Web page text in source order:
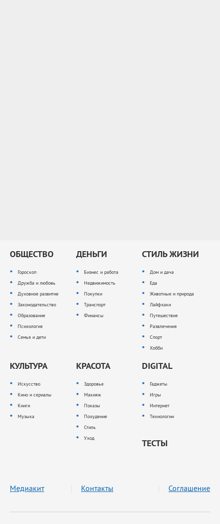
ОБЩЕСТВО
Гороскоп
Дружба и любовь
Духовное развитие
Законодательство
Образование
Психология
Семья и дети
ДЕНЬГИ
Бизнес и работа
Недвижимость
Покупки
Транспорт
Финансы
СТИЛЬ ЖИЗНИ
Дом и дача
Еда
Животные и природа
Лайфхаки
Путешествия
Развлечения
Спорт
Хобби
КУЛЬТУРА
Искусство
Кино и сериалы
Книги
Музыка
КРАСОТА
Здоровье
Макияж
Показы
Похудение
Стиль
Уход
DIGITAL
Гаджеты
Игры
Интернет
Технологии
ТЕСТЫ
Медиакит Контакты Соглашение